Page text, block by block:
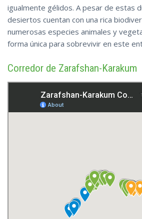
igualmente gélidos. A pesar de estas
desiertos cuentan con una rica
numerosas especies animales y
forma única para sobrevivir en este
Corredor de Zarafshan-Karakum